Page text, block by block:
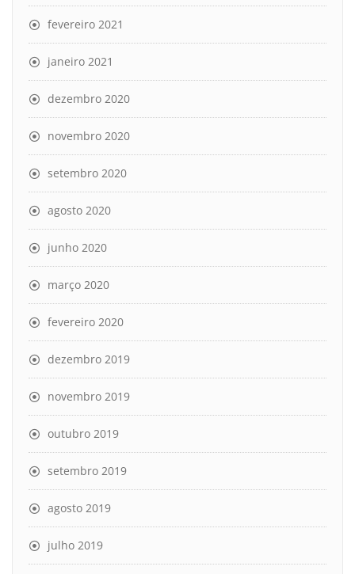
fevereiro 2021
janeiro 2021
dezembro 2020
novembro 2020
setembro 2020
agosto 2020
junho 2020
março 2020
fevereiro 2020
dezembro 2019
novembro 2019
outubro 2019
setembro 2019
agosto 2019
julho 2019